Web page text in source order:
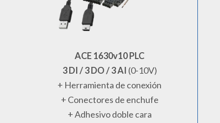
ACE 1630v10 PLC
3 DI / 3 DO / 3 AI (0-10V)
+ Herramienta de conexión
+ Conectores de enchufe
+ Adhesivo doble cara